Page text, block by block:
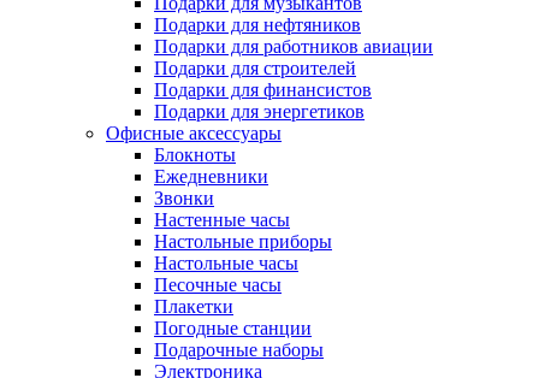
Подарки для нефтяников
Подарки для работников авиации
Подарки для строителей
Подарки для финансистов
Подарки для энергетиков
Офисные аксессуары
Блокноты
Ежедневники
Звонки
Настенные часы
Настольные приборы
Настольные часы
Песочные часы
Плакетки
Погодные станции
Подарочные наборы
Электроника